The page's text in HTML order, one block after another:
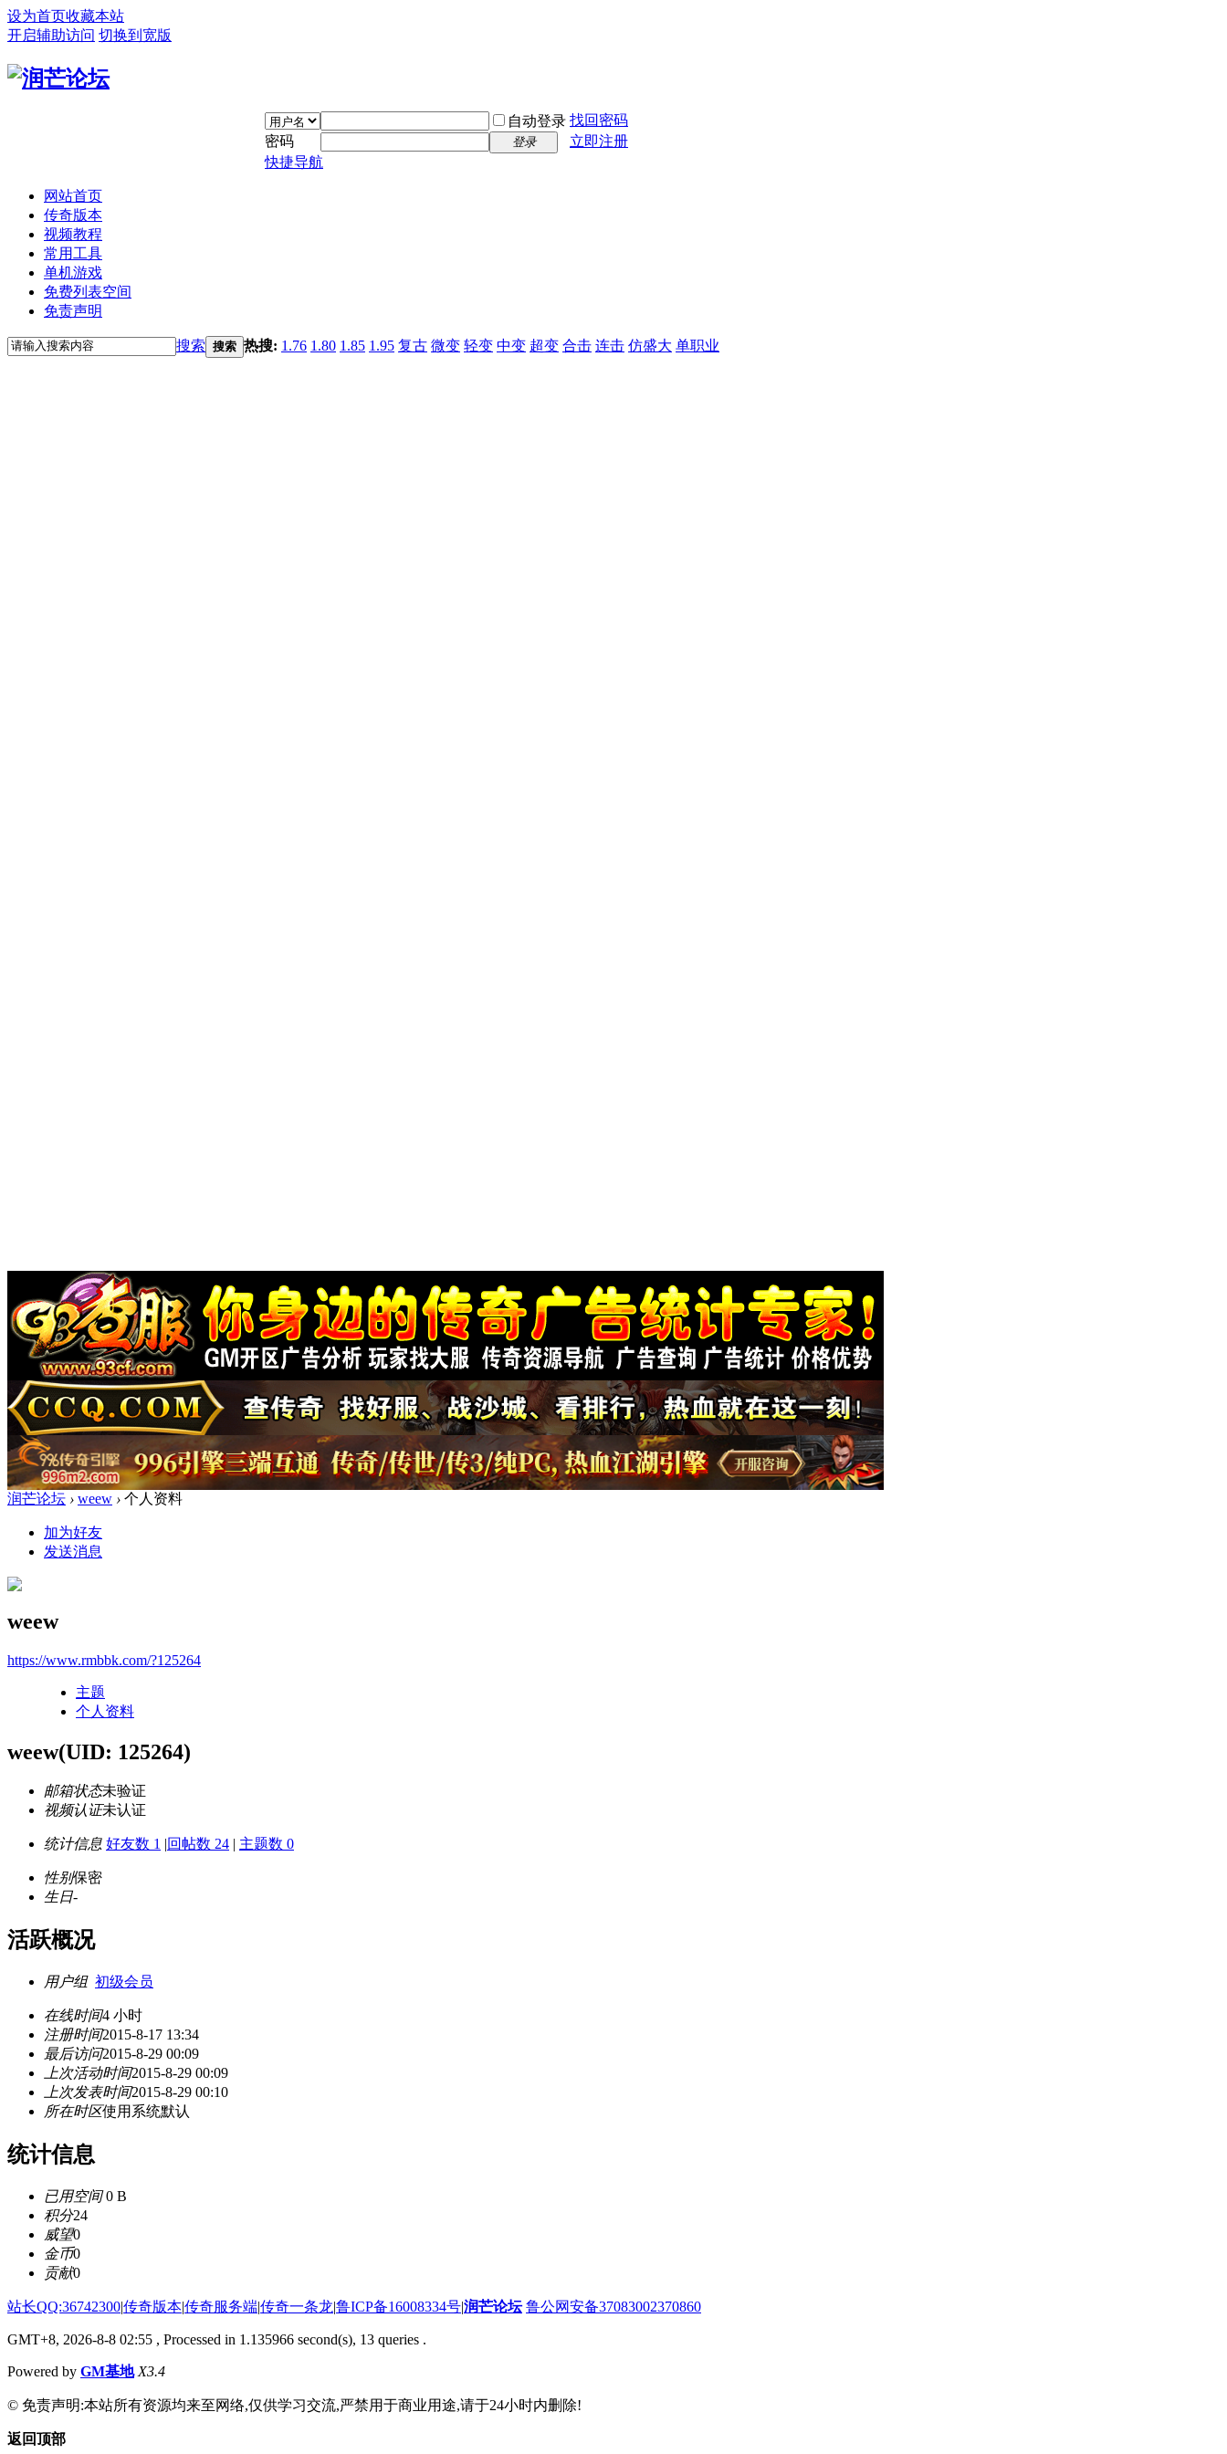
设为首页收藏本站
开启辅助访问 切换到宽版
自动登录 找回密码
密码
登录
立即注册
快捷导航
网站首页
传奇版本
视频教程
常用工具
单机游戏
免费列表空间
免责声明
搜索 搜索 热搜: 1.76 1.80 1.85 1.95 复古 微变 轻变 中变 超变 合击 连击 仿盛大 单职业
润芒论坛 › weew › 个人资料
加为好友
发送消息
weew
https://www.rmbbk.com/?125264
主题
个人资料
weew(UID: 125264)
邮箱状态未验证
视频认证未认证
统计信息 好友数 1 |回帖数 24 | 主题数 0
性别保密
生日-
活跃概况
用户组 初级会员
在线时间4 小时
注册时间2015-8-17 13:34
最后访问2015-8-29 00:09
上次活动时间2015-8-29 00:09
上次发表时间2015-8-29 00:10
所在时区使用系统默认
统计信息
已用空间0 B
积分24
威望0
金币0
贡献0
站长QQ:36742300|传奇版本|传奇服务端|传奇一条龙|鲁ICP备16008334号|润芒论坛 鲁公网安备37083002370860
GMT+8, 2026-8-8 02:55 , Processed in 1.135966 second(s), 13 queries .
Powered by GM基地 X3.4
© 免责声明:本站所有资源均来至网络,仅供学习交流,严禁用于商业用途,请于24小时内删除!
返回顶部